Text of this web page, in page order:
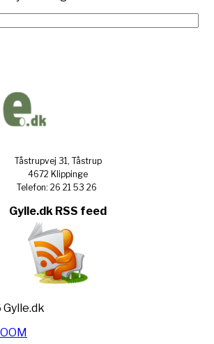
Tåstrupvej 31, Tåstrup
4672 Klippinge
Telefon: 26 21 53 26
Gylle.dk RSS feed